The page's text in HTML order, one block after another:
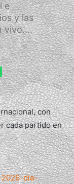
e
y las
vivo....
con
cada partido en
dia-